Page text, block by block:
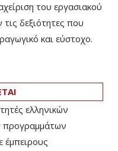
του εργασιακού
δεξιότητες που
και εύστοχο.
ελληνικών
προγραμμάτων
έμπειρους